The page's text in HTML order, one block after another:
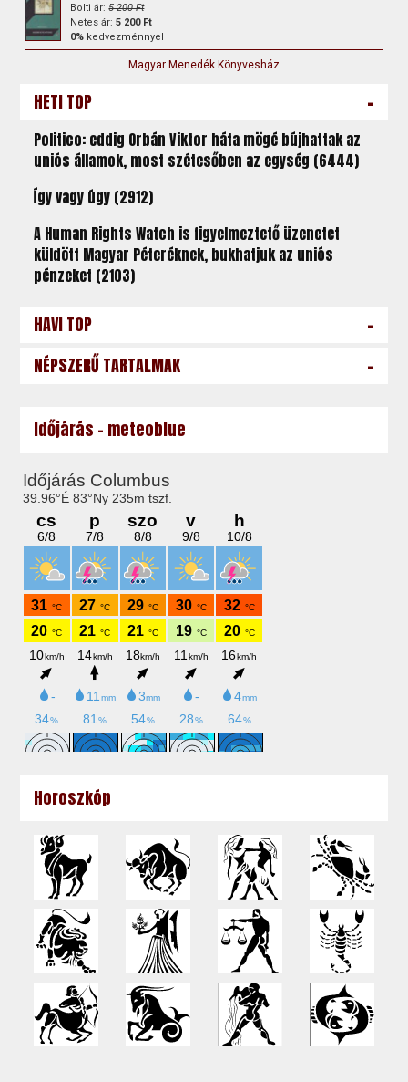
Bolti ár:5 200 Ft
Netes ár:5 200 Ft
0% kedvezménnyel
Magyar Menedék Könyvesház
HETI TOP -
Politico: eddig Orbán Viktor háta mögé bújhattak az
uniós államok, most szétesőben az egység (6444)
Így vagy úgy (2912)
A Human Rights Watch is figyelmeztető üzenetet
küldött Magyar Péteréknek, bukhatjuk az uniós
pénzeket (2103)
HAVI TOP -
NÉPSZERŰ TARTALMAK -
Időjárás - meteoblue
Horoszkóp